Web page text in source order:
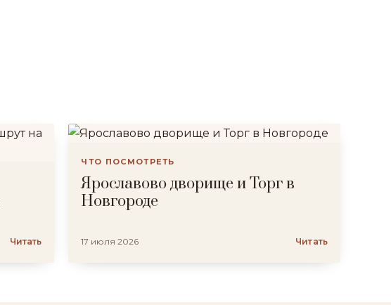
Читать
ЧТО ПОСМОТРЕТЬ
Ярославово дворище и Торг в
Новгороде
17 июля 2026 Читать